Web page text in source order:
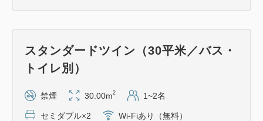
スタンダードツイン（30平米／バス・
トイレ別）
禁煙 30.00m2 1~2名
セミダブル×2 Wi-Fiあり（無料）